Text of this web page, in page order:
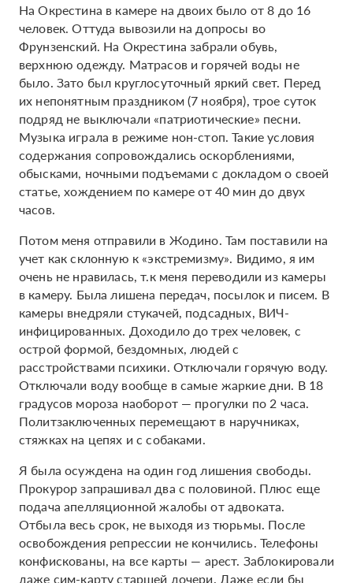
На Окрестина в камере на двоих было от 8 до 16
человек. Оттуда вывозили на допросы во
Фрунзенский. На Окрестина забрали обувь,
верхнюю одежду. Матрасов и горячей воды не
было. Зато был круглосуточный яркий свет. Перед
их непонятным праздником (7 ноября), трое суток
подряд не выключали «патриотические» песни.
Музыка играла в режиме нон-стоп. Такие условия
содержания сопровождались оскорблениями,
обысками, ночными подъемами с докладом о своей
статье, хождением по камере от 40 мин до двух
часов.
Потом меня отправили в Жодино. Там поставили на
учет как склонную к «экстремизму». Видимо, я им
очень не нравилась, т.к меня переводили из камеры
в камеру. Была лишена передач, посылок и писем. В
камеры внедряли стукачей, подсадных, ВИЧ-
инфицированных. Доходило до трех человек, с
острой формой, бездомных, людей с
расстройствами психики. Отключали горячую воду.
Отключали воду вообще в самые жаркие дни. В 18
градусов мороза наоборот — прогулки по 2 часа.
Политзаключенных перемещают в наручниках,
стяжках на цепях и с собаками.
Я была осуждена на один год лишения свободы.
Прокурор запрашивал два с половиной. Плюс еще
подача апелляционной жалобы от адвоката.
Отбыла весь срок, не выходя из тюрьмы. После
освобождения репрессии не кончились. Телефоны
конфискованы, на все карты — арест. Заблокировали
даже сим-карту старшей дочери. Даже если бы